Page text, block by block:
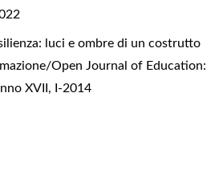
luci e ombre di un costrutto
Open Journal of Education:
XVII, I-2014